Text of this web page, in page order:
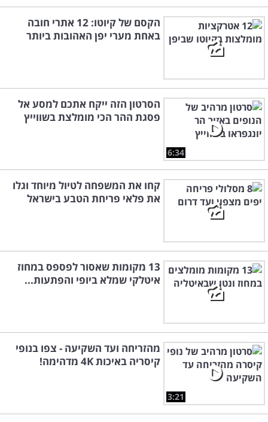
הקסם של קיוטו: 12 אתרי חובה
באחת מערי יפן האהובות ביותר
6:34
הסרטון הזה ייקח אתכם למסע אל
פסגת ההר הכי מומלצת בשווייץ
קחו את המשפחה לטיול מיוחד וגלו
את פלאי פריחת הטבע בישראל
13 מקומות שאסור לפספס במחוז
איטלקי שמלא ביופי והפתעות...
3:21
מהזריחה ועד השקיעה - צפו בנופי
קיסריה באיכות 4K מדהימה!